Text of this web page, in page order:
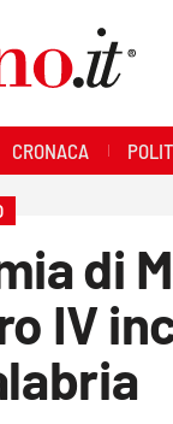
CRONACA
di
IV